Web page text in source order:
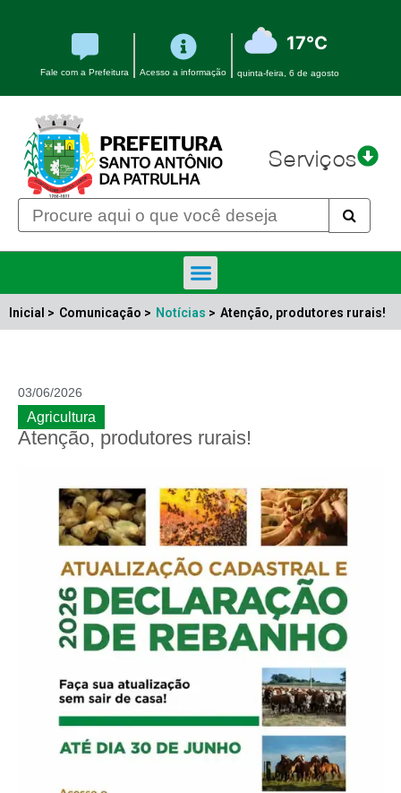
Fale com a Prefeitura Acesso a informação
17°C
quinta-feira, 6 de agosto
Serviços
Inicial > Comunicação > Notícias > Atenção, produtores rurais!
03/06/2026
Agricultura
Atenção, produtores rurais!